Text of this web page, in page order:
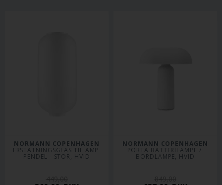
NORMANN COPENHAGEN
ERSTATNINGSGLAS TIL AMP
PENDEL - STOR, HVID
NORMANN COPENHAGEN
PORTA BATTERILAMPE /
BORDLAMPE, HVID